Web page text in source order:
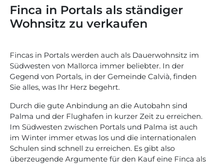
Finca in Portals als ständiger
Wohnsitz zu verkaufen
Fincas in Portals werden auch als Dauerwohnsitz im
Südwesten von Mallorca immer beliebter. In der
Gegend von Portals, in der Gemeinde Calvià, finden
Sie alles, was Ihr Herz begehrt.
Durch die gute Anbindung an die Autobahn sind
Palma und der Flughafen in kurzer Zeit zu erreichen.
Im Südwesten zwischen Portals und Palma ist auch
im Winter immer etwas los und die internationalen
Schulen sind schnell zu erreichen. Es gibt also
überzeugende Argumente für den Kauf eine Finca als